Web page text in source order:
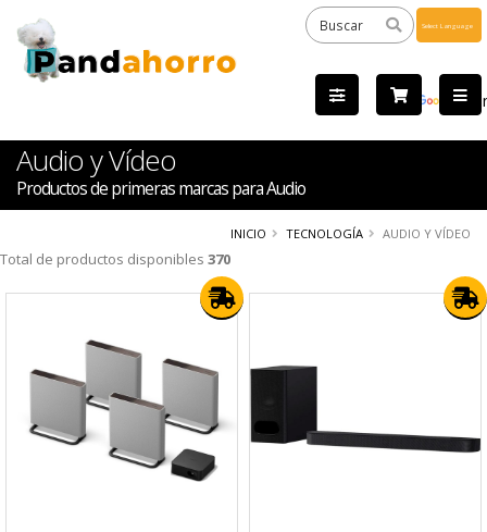
by
Audio y Vídeo
Productos de primeras marcas para Audio
INICIO TECNOLOGÍA AUDIO Y VÍDEO
Total de productos disponibles 370